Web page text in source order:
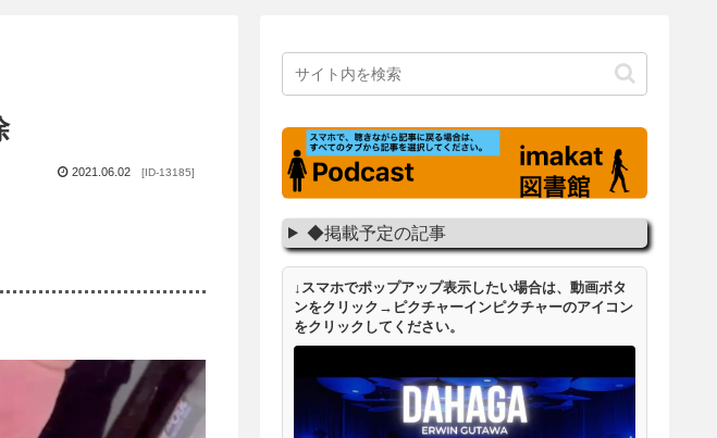
2021.06.02 [ID-13185]
◆掲載予定の記事
↓スマホでポップアップ表示したい場合は、動画ボタ
ンをクリック→ピクチャーインピクチャーのアイコン
をクリックしてください。